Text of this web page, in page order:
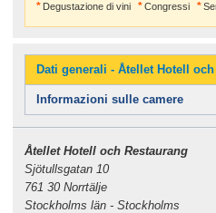
Degustazione di vini
Congressi
Dati generali - Åtellet Hotell
Informazioni sulle camere
Åtellet Hotell och Restaurang
Sjötullsgatan 10
761 30 Norrtälje
Stockholms län - Stockholms